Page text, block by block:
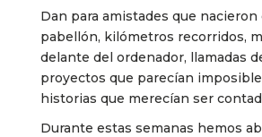
Dan para amistades que nacieron
pabellón, kilómetros recorridos,
delante del ordenador, llamadas
proyectos que parecían
historias que merecían ser
Durante estas semanas hemos